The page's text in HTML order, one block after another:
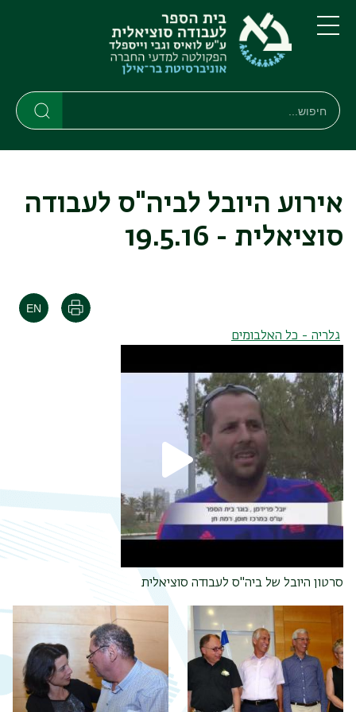
דילוג
לתוכן
העיקרי
דילוג
לתפריט
ניווט
ראשי
תפריט
חיפוש
Search
אירוע היובל לביה"ס לעבודה
סוציאלית - 19.5.16
הדפסה
גלריה - כל האלבומים
סרטון היובל של ביה"ס לעבודה סוציאלית